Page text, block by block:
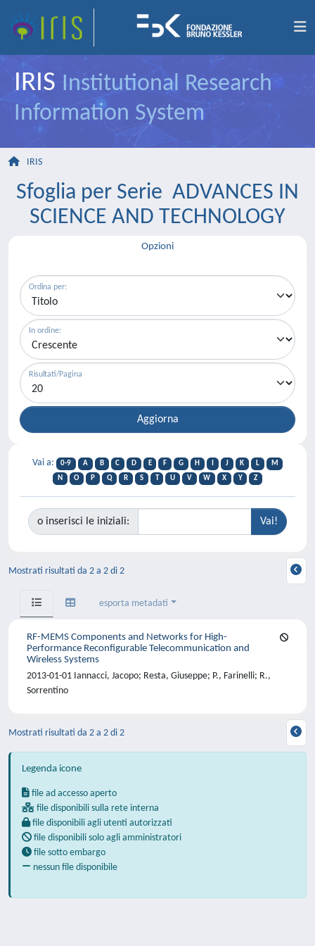
IRIS Institutional Research
Information System
IRIS
Sfoglia per Serie ADVANCES IN
SCIENCE AND TECHNOLOGY
Opzioni
Ordina per:
In ordine:
Risultati/Pagina
Vai a: 0-9 A B C D E F G H J K L
M
N
O P Q R S T U V W X Y Z
o inserisci le iniziali:
Mostrati risultati da 2 a 2 di 2
esporta metadati
RF-MEMS Components and Networks for High-
Performance Reconfigurable Telecommunication and
Wireless Systems
2013-01-01 Iannacci, Jacopo; Resta, Giuseppe; P., Farinelli; R.,
Sorrentino
Mostrati risultati da 2 a 2 di 2
Legenda icone
file ad accesso aperto
file disponibili sulla rete interna
file disponibili agli utenti autorizzati
file disponibili solo agli amministratori
file sotto embargo
nessun file disponibile